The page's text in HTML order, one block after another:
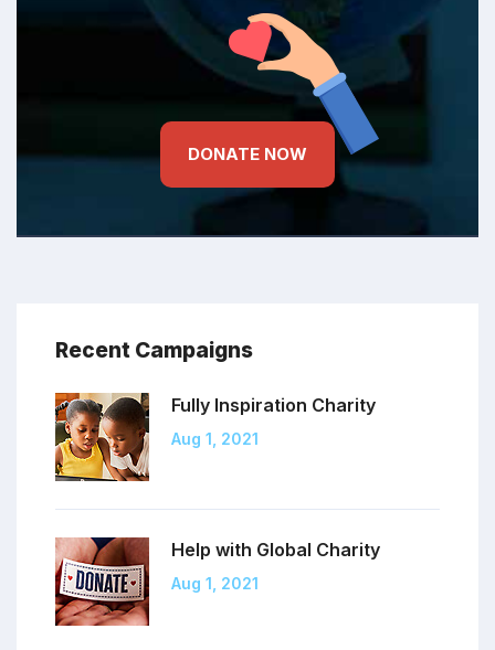
DONATE NOW
Recent Campaigns
Fully Inspiration Charity
Aug 1, 2021
Help with Global Charity
Aug 1, 2021